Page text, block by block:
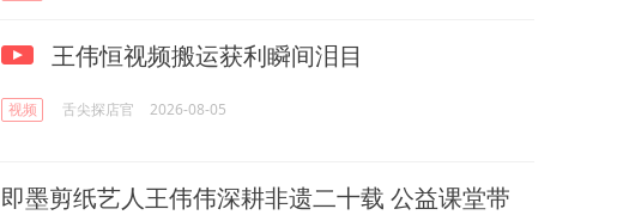
王伟恒视频搬运获利瞬间泪目
视频 舌尖探店官 2026-08-05
即墨剪纸艺人王伟伟深耕非遗二十载 公益课堂带